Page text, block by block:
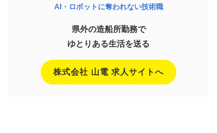
AI・ロボットに奪われない技術職
県外の造船所勤務で
ゆとりある生活を送る
株式会社 山電 求人サイトへ